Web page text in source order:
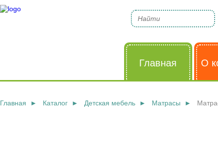
Главная О
Главная Каталог Детская мебель Матрасы